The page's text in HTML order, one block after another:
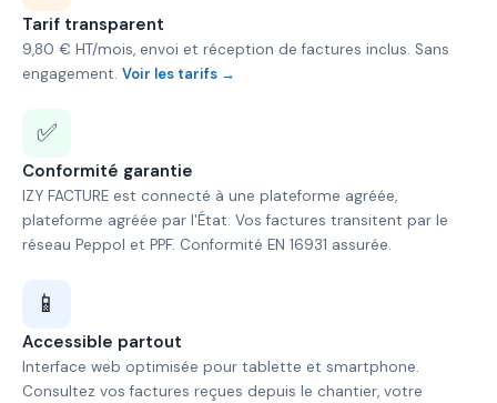
Tarif transparent
9,80 € HT/mois, envoi et réception de factures inclus. Sans
engagement. Voir les tarifs →
✅
Conformité garantie
IZY FACTURE est connecté à une plateforme agréée,
plateforme agréée par l'État. Vos factures transitent par le
réseau Peppol et PPF. Conformité EN 16931 assurée.
📱
Accessible partout
Interface web optimisée pour tablette et smartphone.
Consultez vos factures reçues depuis le chantier, votre